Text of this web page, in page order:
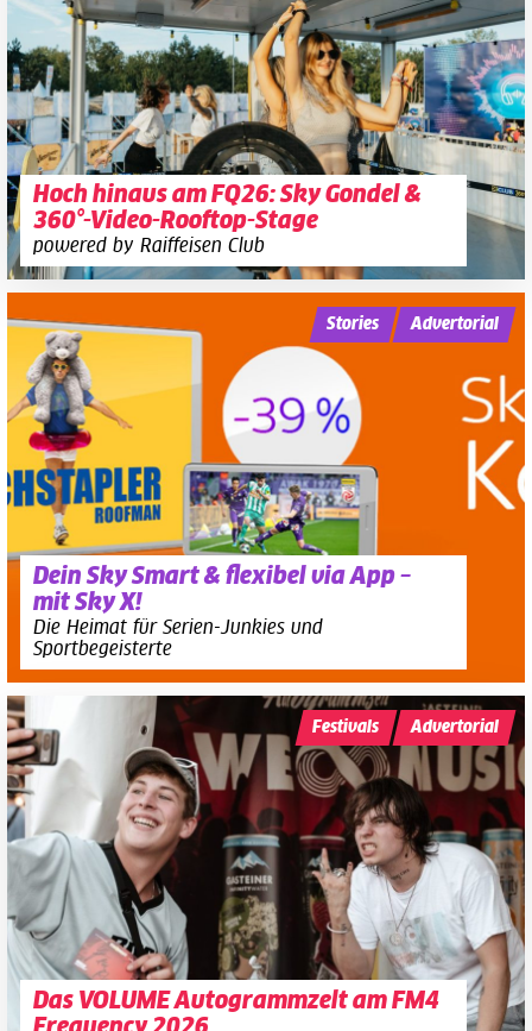
Hoch hinaus am FQ26: Sky Gondel &
360°-Video-Rooftop-Stage
powered by Raiffeisen Club
Dein Sky Smart & flexibel via App –
mit Sky X!
Die Heimat für Serien-Junkies und
Sportbegeisterte
Stories Advertorial
Das VOLUME Autogrammzelt am FM4
Festivals Advertorial